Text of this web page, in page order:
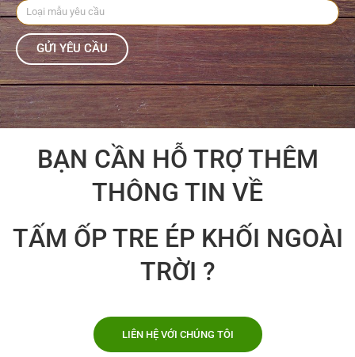
GỬI YÊU CẦU
BẠN CẦN HỖ TRỢ THÊM
THÔNG TIN VỀ
TẤM ỐP TRE ÉP KHỐI NGOÀI
TRỜI ?
LIÊN HỆ VỚI CHÚNG TÔI